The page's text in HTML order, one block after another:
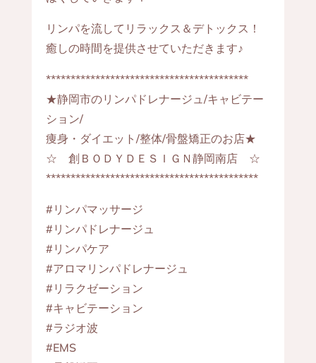
リンパを流してリラックス＆デトックス！
癒しの時間を提供させていただきます♪
*****************************************
★静岡市のリンパドレナージュ/キャビテー
ション/
痩身・ダイエット/整体/骨盤矯正のお店★
☆ 創ＢＯＤＹＤＥＳＩＧＮ静岡南店 ☆
*******************************************
#リンパマッサージ
#リンパドレナージュ
#リンパケア
#アロマリンパドレナージュ
#リラクゼーション
#キャビテーション
#ラジオ波
#EMS